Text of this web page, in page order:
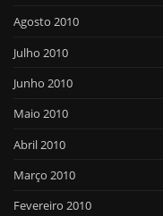
Agosto 2010
Julho 2010
Junho 2010
Maio 2010
Abril 2010
Março 2010
Fevereiro 2010